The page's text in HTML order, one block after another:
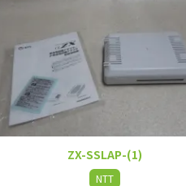
ZX-SSLAP-(1)
NTT